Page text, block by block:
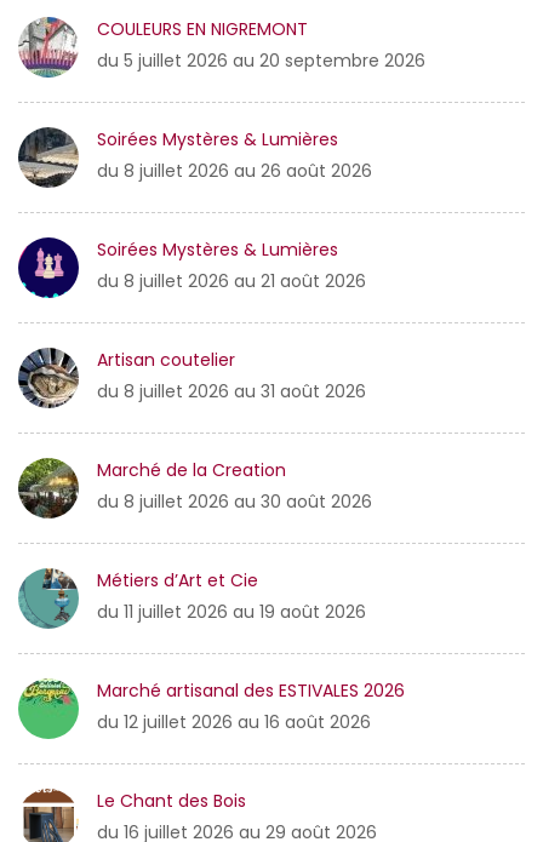
COULEURS EN NIGREMONT
du 5 juillet 2026 au 20 septembre 2026
Soirées Mystères & Lumières
du 8 juillet 2026 au 26 août 2026
Soirées Mystères & Lumières
du 8 juillet 2026 au 21 août 2026
Artisan coutelier
du 8 juillet 2026 au 31 août 2026
Marché de la Creation
du 8 juillet 2026 au 30 août 2026
Métiers d’Art et Cie
du 11 juillet 2026 au 19 août 2026
Marché artisanal des ESTIVALES 2026
du 12 juillet 2026 au 16 août 2026
Le Chant des Bois
du 16 juillet 2026 au 29 août 2026